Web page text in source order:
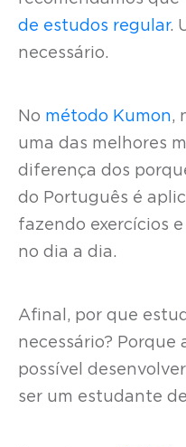
de estudos regular.
necessário.
No método Kumon,
uma das melhores
diferença dos
do Português é
fazendo exercícios
no dia a dia.
Afinal, por que
necessário? Porque
possível
ser um estudante